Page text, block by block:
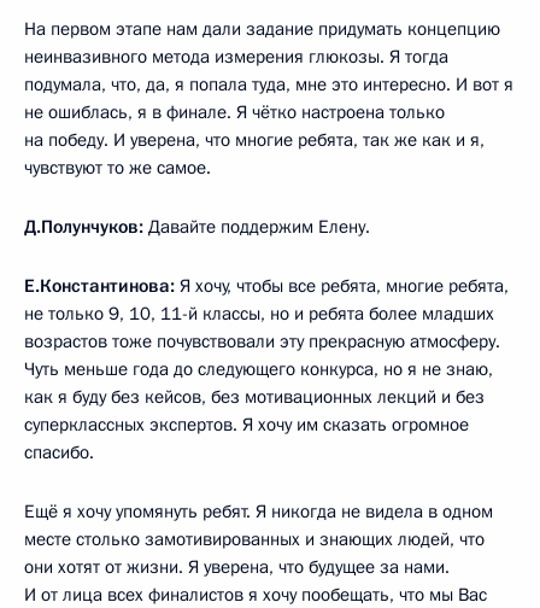
На первом этапе нам дали задание придумать концепцию
неинвазивного метода измерения глюкозы. Я тогда
подумала, что, да, я попала туда, мне это интересно. И вот я
не ошиблась, я в финале. Я чётко настроена только
на победу. И уверена, что многие ребята, так же как и я,
чувствуют то же самое.
Д.Полунчуков: Давайте поддержим Елену.
Е.Константинова: Я хочу, чтобы все ребята, многие ребята,
не только 9, 10, 11-й классы, но и ребята более младших
возрастов тоже почувствовали эту прекрасную атмосферу.
Чуть меньше года до следующего конкурса, но я не знаю,
как я буду без кейсов, без мотивационных лекций и без
суперклассных экспертов. Я хочу им сказать огромное
спасибо.
Ещё я хочу упомянуть ребят. Я никогда не видела в одном
месте столько замотивированных и знающих людей, что
они хотят от жизни. Я уверена, что будущее за нами.
И от лица всех финалистов я хочу пообещать, что мы Вас